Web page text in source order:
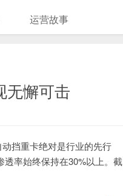
运营故事
无懈可击
挡重卡绝对是行业的先行
率始终保持在30%以上。截